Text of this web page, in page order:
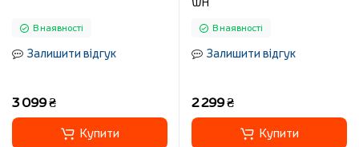
В наявності
Залишити відгук
3 099 ₴
Купити
В наявності
Залишити відгук
2 299 ₴
Купити